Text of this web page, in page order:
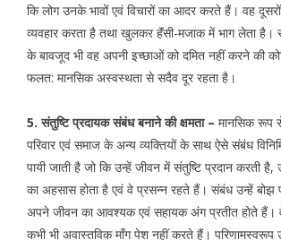
कि लोग उनके भावों एवं विचारों का आदर करते हैं। वह
व्यवहार करता है तथा खुलकर हॅंसी-मजाक में भाग लेता है।
के बावजूद भी वह अपनी इच्छाओं को दमित नहीं करने की
फलत: मानसिक अस्वस्थता से सदैव दूर रहता है।
5. संतुष्टि प्रदायक संबंध बनाने की क्षमता – मानसिक रूप
परिवार एवं समाज के अन्य व्यक्तियों के साथ ऐसे संबंध
पायी जाती है जो कि उन्हें जीवन में संतुष्टि प्रदान करती है,
का अहसास होता है एवं वे प्रसन्न रहते हैं। संबंध उन्हें बोझ
अपने जीवन का आवश्यक एवं सहायक अंग प्रतीत होते हैं।
कभी भी अवास्तविक मॉंग पेश नहीं करते हैं।